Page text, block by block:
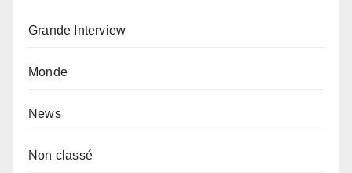
Grande Interview
Monde
News
Non classé